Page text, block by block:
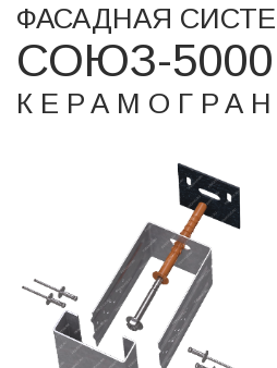
ФАСАДНАЯ
СОЮЗ-5000